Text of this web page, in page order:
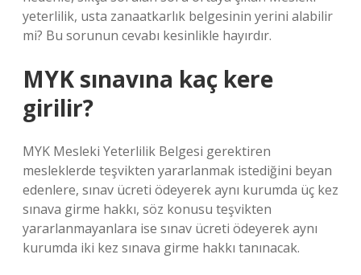
yeterlilik, usta zanaatkarlık belgesinin yerini alabilir
mi? Bu sorunun cevabı kesinlikle hayırdır.
MYK sınavına kaç kere
girilir?
MYK Mesleki Yeterlilik Belgesi gerektiren
mesleklerde teşvikten yararlanmak istediğini beyan
edenlere, sınav ücreti ödeyerek aynı kurumda üç kez
sınava girme hakkı, söz konusu teşvikten
yararlanmayanlara ise sınav ücreti ödeyerek aynı
kurumda iki kez sınava girme hakkı tanınacak.